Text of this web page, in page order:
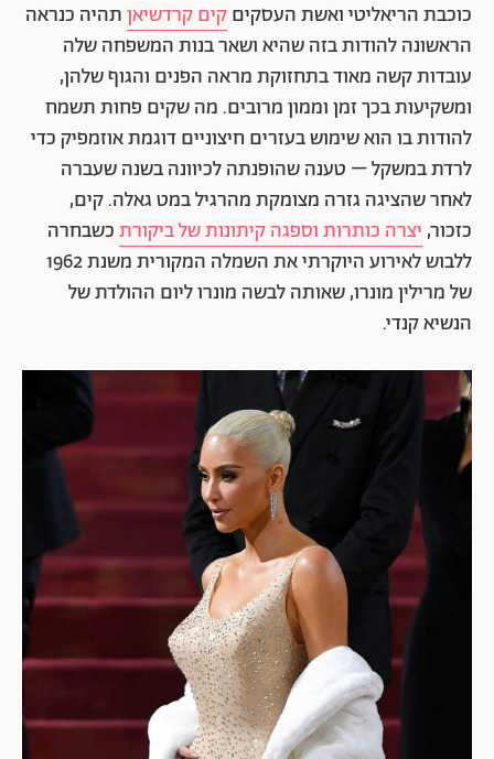
כוכבת הריאליטי ואשת העסקיםקים קרדשיאןתהיה כנראה
הראשונה להודות בזה שהיא ושאר בנות המשפחה שלה
עובדות קשה מאוד בתחזוקת מראה הפנים והגוף שלהן,
ומשקיעות בכך זמן וממון מרובים. מה שקים פחות תשמח
להודות בו הוא שימוש בעזרים חיצוניים דוגמת אוזמפיק כדי
לרדת במשקל – טענה שהופנתה לכיוונה בשנה שעברה
לאחר שהציגה גזרה מצומקת מהרגיל במט גאלה. קים,
כזכור,יצרה כותרות וספגה קיתונות של ביקורתכשבחרה
ללבוש לאירוע היוקרתי את השמלה המקורית משנת 1962
של מרילין מונרו, שאותה לבשה מונרו ליום ההולדת של
הנשיא קנדי.